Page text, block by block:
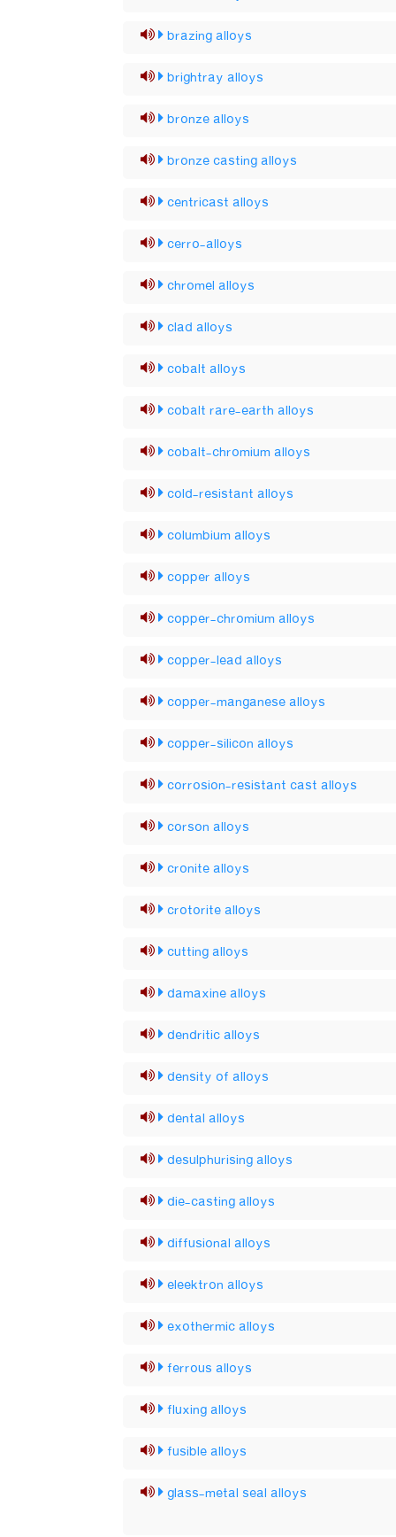
brazing alloys
brightray alloys
bronze alloys
bronze casting alloys
centricast alloys
cerro-alloys
chromel alloys
clad alloys
cobalt alloys
cobalt rare-earth alloys
cobalt-chromium alloys
cold-resistant alloys
columbium alloys
copper alloys
copper-chromium alloys
copper-lead alloys
copper-manganese alloys
copper-silicon alloys
corrosion-resistant cast alloys
corson alloys
cronite alloys
crotorite alloys
cutting alloys
damaxine alloys
dendritic alloys
density of alloys
dental alloys
desulphurising alloys
die-casting alloys
diffusional alloys
eleektron alloys
exothermic alloys
ferrous alloys
fluxing alloys
fusible alloys
glass-metal seal alloys